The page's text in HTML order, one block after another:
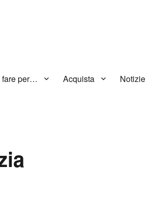
fare per… Acquista Notizie